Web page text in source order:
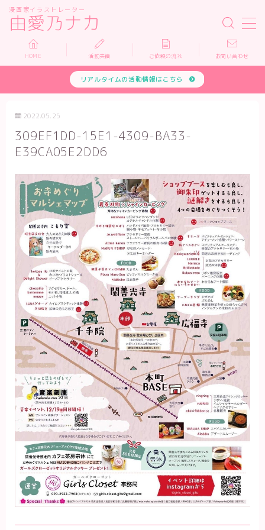
由愛乃ナカ
漫画家イラストレーター
MENU
活動実績
依頼について
お問い合わせ
HOME 活動実績 ご依頼の流れ お問い合わせ
リアルタイムの活動情報はこちら
2022.05.25
309EF1DD-15E1-4309-BA33-
E39CA05E2DD6